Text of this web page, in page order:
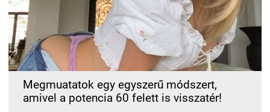
Megmuatatok egy egyszerű módszert,
amivel a potencia 60 felett is visszatér!